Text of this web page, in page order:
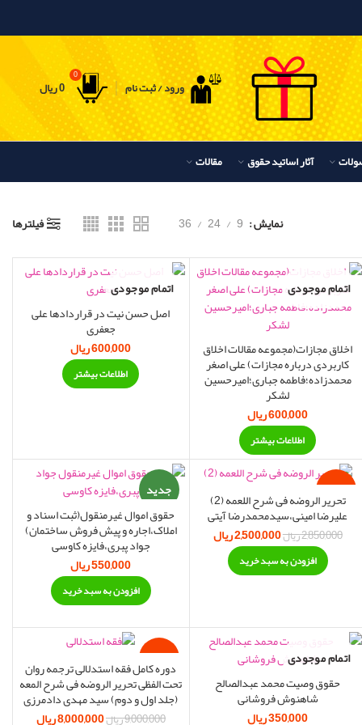
ورود / ثبت نام
0
0ریال
آثار اساتید حقوق مقالات
نمایش 9
24
36 فیلترها
اتمام موجودی
اخلاق مجازات(مجموعه مقالات اخلاق
کاربردی درباره مجازات) علی اصغر
محمدزاده؛فاطمه جباری؛امیرحسین
لشکر
600,000ریال
اطلاعات بیشتر
اتمام موجودی
اصل حسن نیت در قراردادها علی
جعفری
600,000ریال
اطلاعات بیشتر
فعلی:
-12% تحریر الروضه فی شرح اللعمه (2)
علیرضا امینی،سیدمحمدرضا آیتی
2,850,000ریال قیمت اصلی:
2,850,000 ریال بود.
2,500,000ریال قیمت فعلی:
افزودن به سبد خرید
جدید
حقوق اموال غیرمنقول(ثبت اسناد و
املاک،اجاره و پیش فروش ساختمان)
جواد پبری،فایزه کاوسی
550,000ریال
افزودن به سبد خرید
اتمام موجودی
حقوق وصیت محمد عبدالصالح
شاهنوش فروشانی
350,000ریال
-11%
دوره کامل فقه استدلالی ترجمه روان
تحت الفظی تحریر الروضه فی شرح المعه
(جلد اول و دوم) سید مهدی دادمرزی
9,000,000ریال قیمت اصلی:
8,000,000ریال